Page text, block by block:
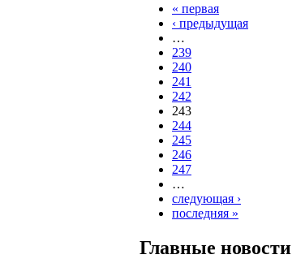
« первая
‹ предыдущая
…
239
240
241
242
243
244
245
246
247
…
следующая ›
последняя »
Главные новости